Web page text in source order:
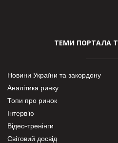
ТЕМИ ПОРТАЛА
Новини України та закордону
Аналітика ринку
Топи про ринок
Інтерв’ю
Відео-тренінги
Світовий досвід